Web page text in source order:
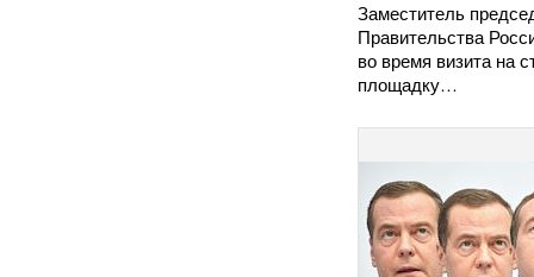
Заместитель
Правительства
во время визита на
площадку…